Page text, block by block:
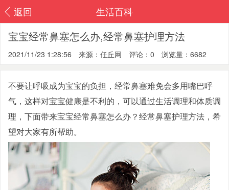
返回 生活百科
宝宝经常鼻塞怎么办,经常鼻塞护理方法
2021/11/23 1:28:56 来源：任丘网 评论：0 浏览量：6682
不要让呼吸成为宝宝的负担，经常鼻塞难免会多用嘴巴呼
气，这样对宝宝健康是不利的，可以通过生活调理和体质调
理，下面带来宝宝经常鼻塞怎么办？经常鼻塞护理方法，希
望对大家有所帮助。